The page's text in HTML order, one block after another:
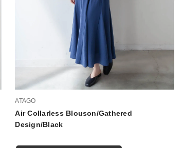
ATAGO
Air Collarless Blouson/Gathered
Design/Black